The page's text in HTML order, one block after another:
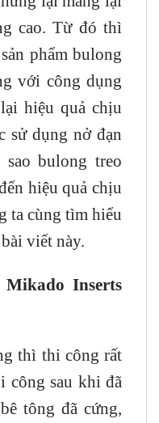
cao. Từ đó thì
phẩm bulong
với công dụng
hiệu quả chịu
sử dụng nở đạn
bulong treo
hiệu quả chịu
ta cùng tìm hiểu
viết này.
Inserts
thì thi công rất
công sau khi đã
tông đã cứng,